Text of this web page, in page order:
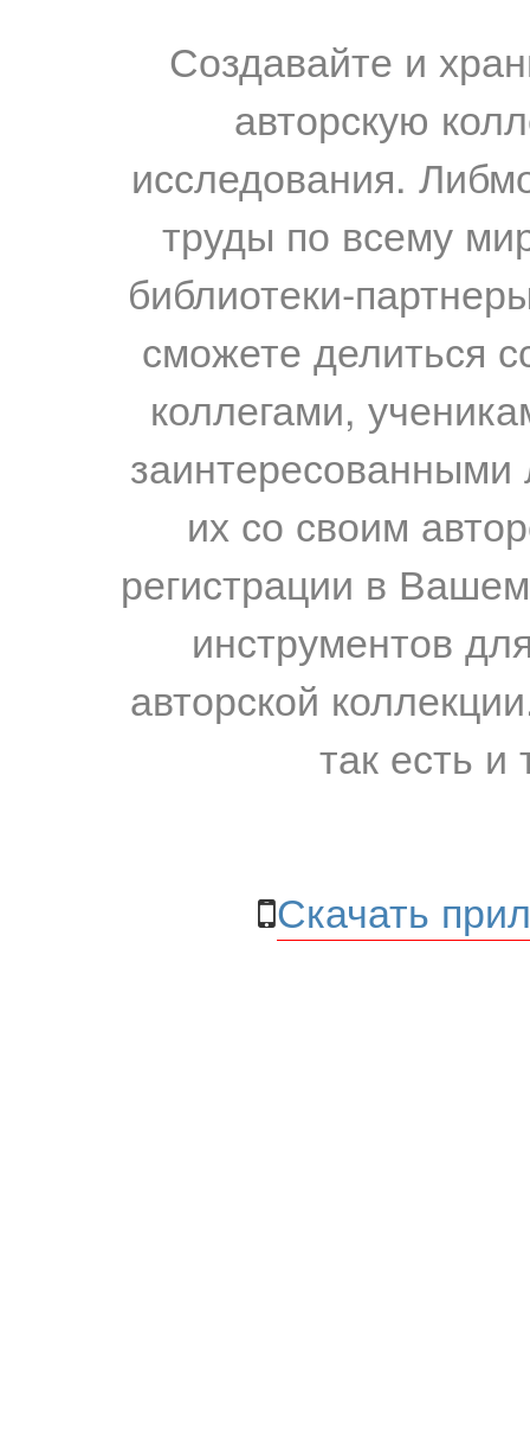
Создавайте и
авторскую
исследования.
труды по всему
библиотеки-
сможете делиться
коллегами,
их со своим
регистрации в
инструментов
авторской
так есть и
Скачать